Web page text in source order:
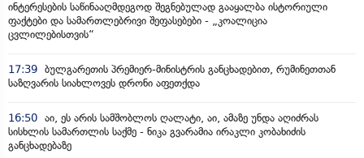
ინტერესების საწინააღმდეგოდ შეგნებულად გააყალბა ისტორიული
ფაქტები და სამართლებრივი შეფასებები - „კოალიცია
ცვლილებისთვის“
17:39 ბულგარეთის პრემიერ-მინისტრის განცხადებით, რუმინეთთან
საზღვარის სიახლოვეს დრონი აფეთქდა
16:50 აი, ეს არის სამშობლოს ღალატი, აი, ამაზე უნდა აღიძრას
სისხლის სამართლის საქმე - ნიკა გვარამია ირაკლი კობახიძის
განცხადებაზე